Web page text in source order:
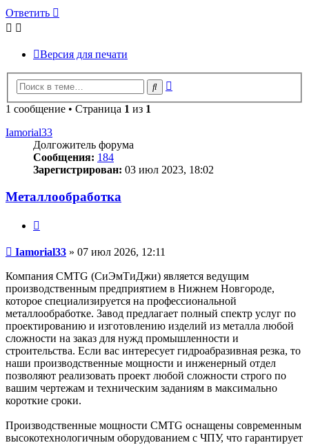
Ответить
Версия для печати
Поиск
1 сообщение • Страница 1 из 1
Iamorial33
Долгожитель форума
Сообщения: 184
Зарегистрирован: 03 июл 2023, 18:02
Металлообработка
Сообщение
Iamorial33 » 07 июл 2026, 12:11
Компания CMTG (СиЭмТиДжи) является ведущим
производственным предприятием в Нижнем Новгороде,
которое специализируется на профессиональной
металлообработке. Завод предлагает полный спектр услуг по
проектированию и изготовлению изделий из металла любой
сложности на заказ для нужд промышленности и
строительства. Если вас интересует гидроабразивная резка, то
наши производственные мощности и инженерный отдел
позволяют реализовать проект любой сложности строго по
вашим чертежам и техническим заданиям в максимально
короткие сроки.
Производственные мощности CMTG оснащены современным
высокотехнологичным оборудованием с ЧПУ, что гарантирует